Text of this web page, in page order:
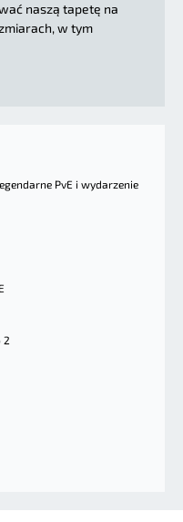
naszą tapetę na
w tym
PvE i wydarzenie
2